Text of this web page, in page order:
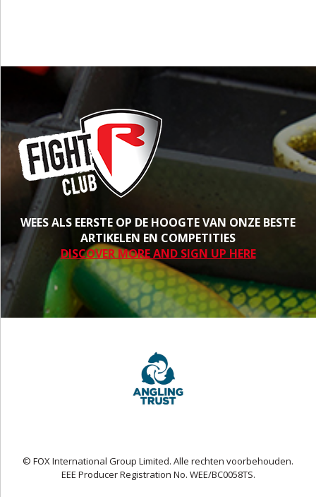
WEES ALS EERSTE OP DE HOOGTE VAN ONZE BESTE
ARTIKELEN EN COMPETITIES
DISCOVER MORE AND SIGN UP HERE
© FOX International Group Limited. Alle rechten voorbehouden.
EEE Producer Registration No. WEE/BC0058TS.